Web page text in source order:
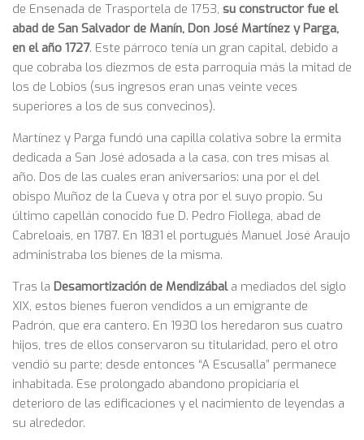
de Ensenada de Trasportela de 1753, su constructor fue el
abad de San Salvador de Manín, Don José Martínez y Parga,
en el año 1727. Este párroco tenía un gran capital, debido a
que cobraba los diezmos de esta parroquia más la mitad de
los de Lobios (sus ingresos eran unas veinte veces
superiores a los de sus convecinos).
Martínez y Parga fundó una capilla colativa sobre la ermita
dedicada a San José adosada a la casa, con tres misas al
año. Dos de las cuales eran aniversarios: una por el del
obispo Muñoz de la Cueva y otra por el suyo propio. Su
último capellán conocido fue D. Pedro Fiollega, abad de
Cabreloais, en 1787. En 1831 el portugués Manuel José Araujo
administraba los bienes de la misma.
Tras la Desamortización de Mendizábala mediados del siglo
XIX, estos bienes fueron vendidos a un emigrante de
Padrón, que era cantero. En 1930 los heredaron sus cuatro
hijos, tres de ellos conservaron su titularidad, pero el otro
vendió su parte; desde entonces “A Escusalla” permanece
inhabitada. Ese prolongado abandono propiciaría el
deterioro de las edificaciones y el nacimiento de leyendas a
su alrededor.